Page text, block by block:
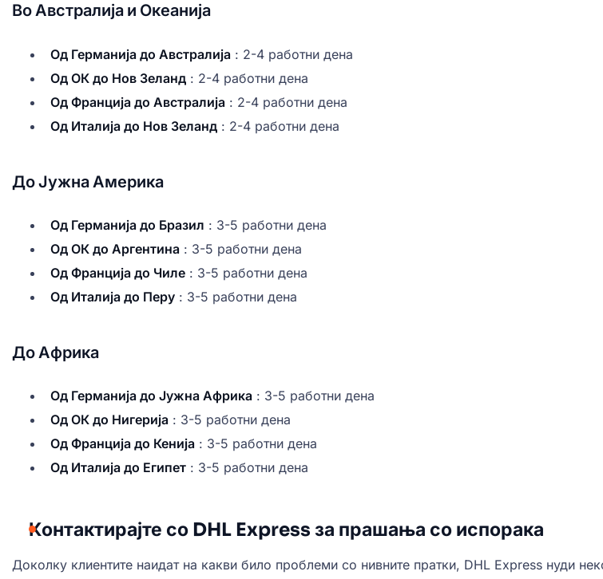
Во Австралија и Океанија
Од Германија до Австралија : 2-4 работни дена
Од ОК до Нов Зеланд : 2-4 работни дена
Од Франција до Австралија : 2-4 работни дена
Од Италија до Нов Зеланд : 2-4 работни дена
До Јужна Америка
Од Германија до Бразил : 3-5 работни дена
Од ОК до Аргентина : 3-5 работни дена
Од Франција до Чиле : 3-5 работни дена
Од Италија до Перу : 3-5 работни дена
До Африка
Од Германија до Јужна Африка : 3-5 работни дена
Од ОК до Нигерија : 3-5 работни дена
Од Франција до Кенија : 3-5 работни дена
Од Италија до Египет : 3-5 работни дена
Контактирајте со DHL Express за прашања со испорака
Доколку клиентите наидат на какви било проблеми со нивните пратки, DHL Express нуди